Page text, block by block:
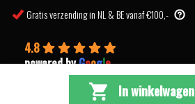
In winkelwagen
Gratis verzending in NL & BE vanaf €100,-
4.8
powered byGoogle